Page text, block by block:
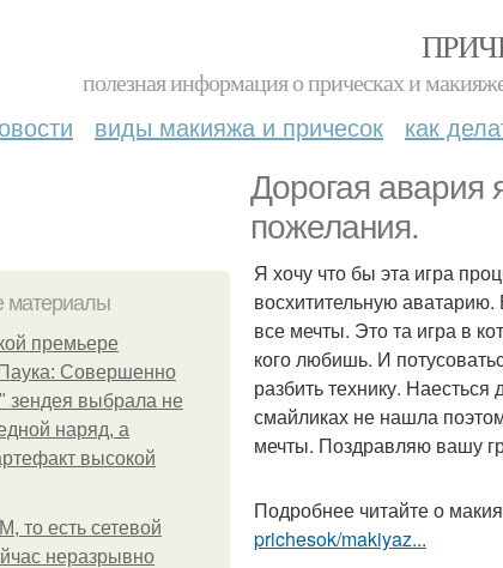
полезная информация о прическах и
виды макияжа и причесок как
Дорогая авария
пожелания.
материалы
премьере
Совершенно
зендея выбрала не
наряд, а
высокой
то есть сетевой
неразрывно
Я хочу что бы эта игра
восхитительную
все мечты. Это та игра в
кого любишь. И
разбить технику.
смайликах не нашла
мечты. Поздравляю вашу
Подробнее читайте о
prichesok/makiyaz...